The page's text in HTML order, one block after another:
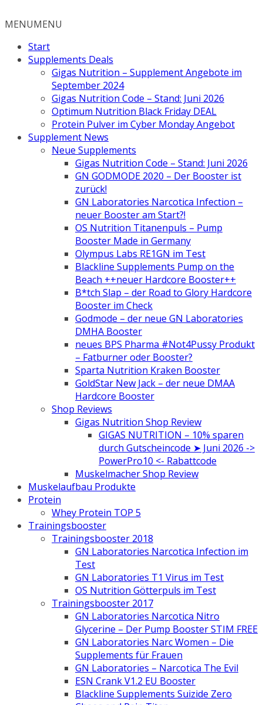
Inhalt
MENUMENU
Start
Supplements Deals
Gigas Nutrition – Supplement Angebote im
September 2024
Gigas Nutrition Code – Stand: Juni 2026
Optimum Nutrition Black Friday DEAL
Protein Pulver im Cyber Monday Angebot
Supplement News
Neue Supplements
Gigas Nutrition Code – Stand: Juni 2026
GN GODMODE 2020 – Der Booster ist
zurück!
GN Laboratories Narcotica Infection –
neuer Booster am Start?!
OS Nutrition Titanenpuls – Pump
Booster Made in Germany
Olympus Labs RE1GN im Test
Blackline Supplements Pump on the
Beach ++neuer Hardcore Booster++
B*tch Slap – der Road to Glory Hardcore
Booster im Check
Godmode – der neue GN Laboratories
DMHA Booster
neues BPS Pharma #Not4Pussy Produkt
– Fatburner oder Booster?
Sparta Nutrition Kraken Booster
GoldStar New Jack – der neue DMAA
Hardcore Booster
Shop Reviews
Gigas Nutrition Shop Review
GIGAS NUTRITION – 10% sparen
durch Gutscheincode ➤ Juni 2026 ->
PowerPro10 <- Rabattcode
Muskelmacher Shop Review
Muskelaufbau Produkte
Protein
Whey Protein TOP 5
Trainingsbooster
Trainingsbooster 2018
GN Laboratories Narcotica Infection im
Test
GN Laboratories T1 Virus im Test
OS Nutrition Götterpuls im Test
Trainingsbooster 2017
GN Laboratories Narcotica Nitro
Glycerine – Der Pump Booster STIM FREE
GN Laboratories Narc Women – Die
Supplements für Frauen
GN Laboratories – Narcotica The Evil
ESN Crank V1.2 EU Booster
Blackline Supplements Suizide Zero